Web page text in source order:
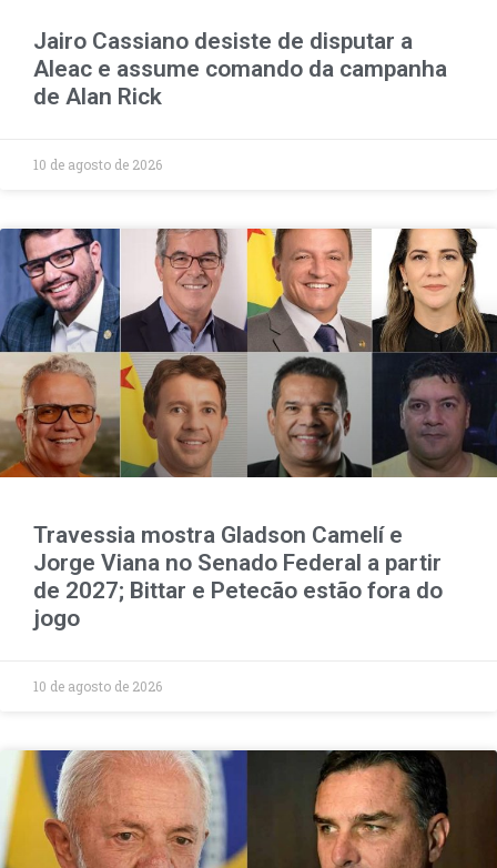
Jairo Cassiano desiste de disputar a
Aleac e assume comando da campanha
de Alan Rick
10 de agosto de 2026
Travessia mostra Gladson Camelí e
Jorge Viana no Senado Federal a partir
de 2027; Bittar e Petecão estão fora do
jogo
10 de agosto de 2026